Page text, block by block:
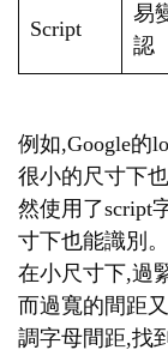
Script
易
認
例如,Google的
很小的尺寸下
然使用了script
寸下也能識別
在小尺寸下,過
而過寬的間距
調字母間距,找